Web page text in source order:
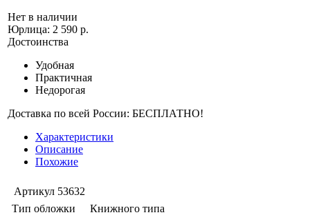
Нет в наличии
Юрлица: 2 590 р.
Достоинства
Удобная
Практичная
Недорогая
Доставка по всей России: БЕСПЛАТНО!
Характеристики
Описание
Похожие
Артикул 53632
Тип обложки
Книжного типа